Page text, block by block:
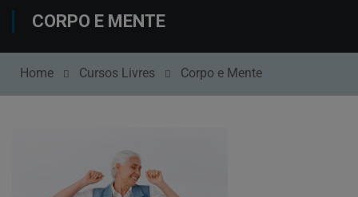
CORPO E MENTE
Home Cursos Livres Corpo e Mente